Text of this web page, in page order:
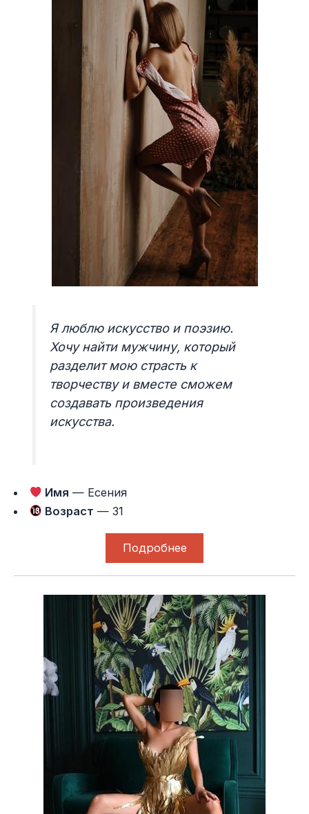
Я люблю искусство и поэзию.
Хочу найти мужчину, который
разделит мою страсть к
творчеству и вместе сможем
создавать произведения
искусства.
Имя — Есения
Возраст — 31
Подробнее